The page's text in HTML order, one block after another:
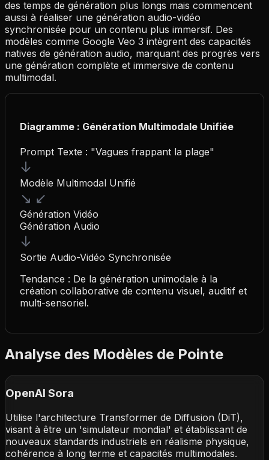
des temps de génération plus longs mais commencent
aussi à réaliser une génération audio-vidéo
synchronisée pour un contenu plus immersif. Des
modèles comme Google Veo 3 intègrent des capacités
natives de génération audio, marquant des progrès vers
une génération complète et immersive de contenu
multimodal.
Diagramme : Génération Multimodale Unifiée
Prompt Texte : "Vagues frappant la plage"
↓
Modèle Multimodal Unifié
↘ ↙
Génération Vidéo
Génération Audio
↓
Sortie Audio-Vidéo Synchronisée
Tendance : De la génération unimodale à la
création collaborative de contenu visuel, auditif et
multi-sensoriel.
Analyse des Modèles de Pointe
OpenAI Sora
Utilise l'architecture Transformer de Diffusion (DiT),
visant à être un 'simulateur mondial' et établissant de
nouveaux standards industriels en réalisme physique,
cohérence à long terme et capacités multimodales.